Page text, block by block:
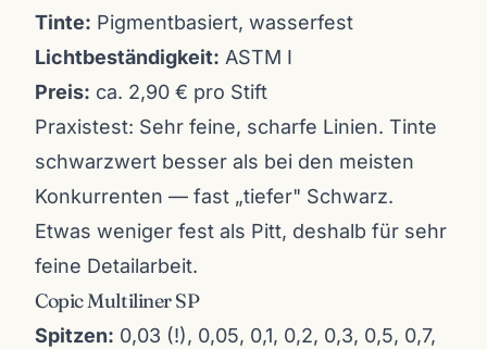
Tinte: Pigmentbasiert, wasserfest
Lichtbeständigkeit: ASTM I
Preis: ca. 2,90 € pro Stift
Praxistest: Sehr feine, scharfe Linien. Tinte
schwarzwert besser als bei den meisten
Konkurrenten — fast „tiefer" Schwarz.
Etwas weniger fest als Pitt, deshalb für sehr
feine Detailarbeit.
Copic Multiliner SP
Spitzen: 0,03 (!), 0,05, 0,1, 0,2, 0,3, 0,5, 0,7,